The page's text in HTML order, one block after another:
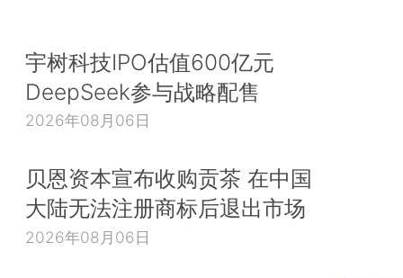
宇树科技IPO估值600亿元
DeepSeek参与战略配售
2026年08月06日
贝恩资本宣布收购贡茶 在中国
大陆无法注册商标后退出市场
2026年08月06日